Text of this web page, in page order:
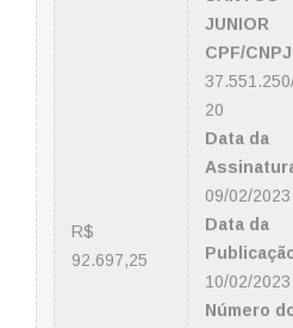
R$
92.697,25
JUNIOR
CPF/
20
Data da
09/02/2023
Data da
10/02/2023
Número